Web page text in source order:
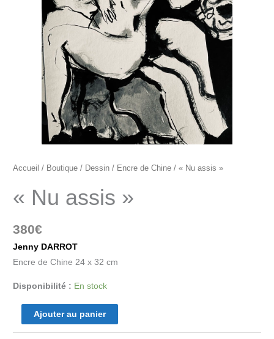
Accueil / Boutique / Dessin / Encre de Chine / « Nu assis »
« Nu assis »
380€
Jenny DARROT
Encre de Chine 24 x 32 cm
Disponibilité : En stock
Ajouter au panier